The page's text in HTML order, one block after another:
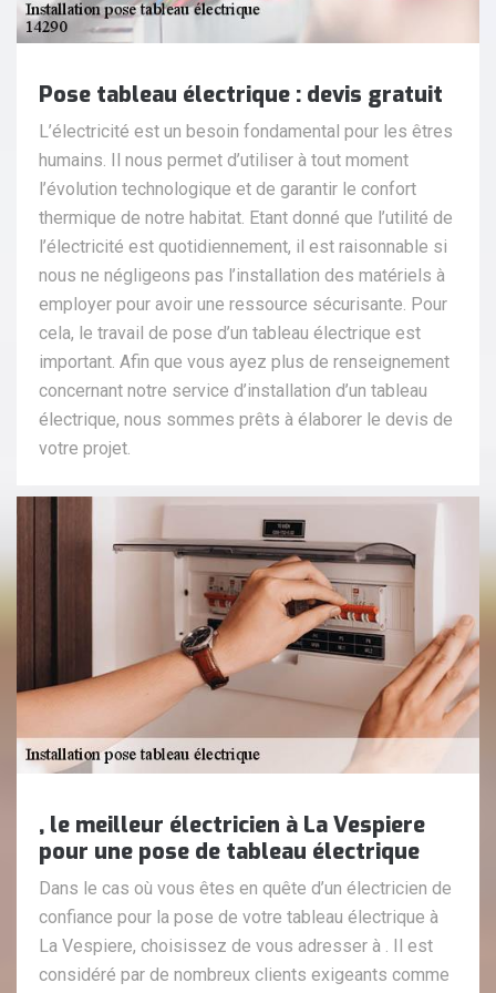
Pose tableau électrique : devis gratuit
L’électricité est un besoin fondamental pour les êtres
humains. Il nous permet d’utiliser à tout moment
l’évolution technologique et de garantir le confort
thermique de notre habitat. Etant donné que l’utilité de
l’électricité est quotidiennement, il est raisonnable si
nous ne négligeons pas l’installation des matériels à
employer pour avoir une ressource sécurisante. Pour
cela, le travail de pose d’un tableau électrique est
important. Afin que vous ayez plus de renseignement
concernant notre service d’installation d’un tableau
électrique, nous sommes prêts à élaborer le devis de
votre projet.
, le meilleur électricien à La Vespiere
pour une pose de tableau électrique
Dans le cas où vous êtes en quête d’un électricien de
confiance pour la pose de votre tableau électrique à
La Vespiere, choisissez de vous adresser à . Il est
considéré par de nombreux clients exigeants comme